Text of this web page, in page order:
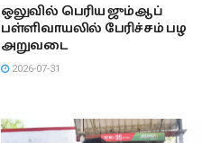
ஒலுவில் பெரிய ஜும்ஆப்
பள்ளிவாயலில் பேரிச்சம் பழ
அறுவடை
2026-07-31